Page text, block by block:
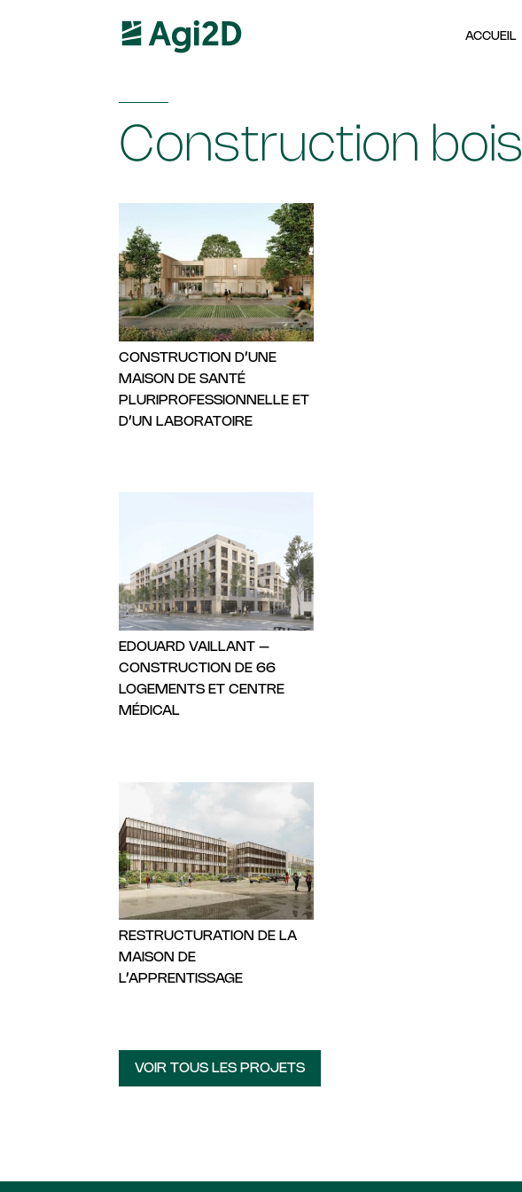
ACCUEIL
Construction bois
CONSTRUCTION D’UNE
MAISON DE SANTÉ
PLURIPROFESSIONNELLE ET
D’UN LABORATOIRE
EDOUARD VAILLANT –
CONSTRUCTION DE 66
LOGEMENTS ET CENTRE
MÉDICAL
RESTRUCTURATION DE LA
MAISON DE
L’APPRENTISSAGE
VOIR TOUS LES PROJETS